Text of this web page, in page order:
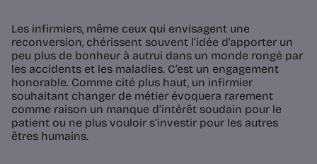
Les infirmiers, même ceux qui envisagent une
reconversion, chérissent souvent l’idée d’apporter un
peu plus de bonheur à autrui dans un monde rongé par
les accidents et les maladies. C’est un engagement
honorable. Comme cité plus haut, un infirmier
souhaitant changer de métier évoquera rarement
comme raison un manque d’intérêt soudain pour le
patient ou ne plus vouloir s’investir pour les autres
êtres humains.